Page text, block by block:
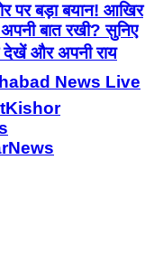
पर बड़ा बयान! आखिर
बात रखी? सुनिए
देखें और अपनी राय
News Live